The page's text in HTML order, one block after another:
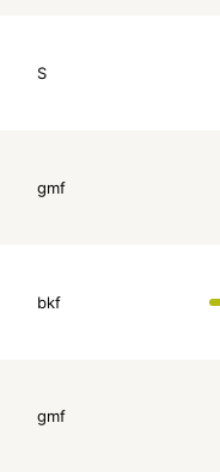
S
gmf
bkf
gmf